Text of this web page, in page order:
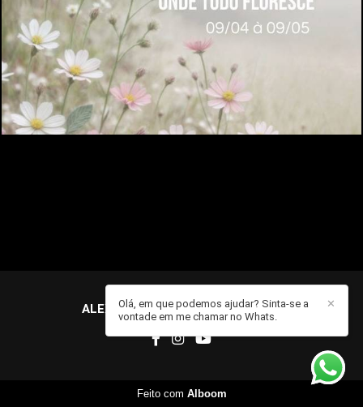
339
ALEXANDRE MOREIRA/ CONTATO ✕
Olá, em que podemos ajudar? Sinta-se a
vontade em me chamar no Whats.
Feito com Alboom